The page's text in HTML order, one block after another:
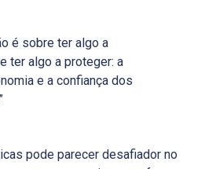
é sobre ter algo a
ter algo a proteger: a
e a confiança dos
pode parecer desafiador no